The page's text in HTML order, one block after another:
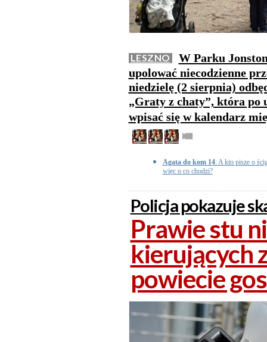
LESZNO
W Parku
upolować niecodzienne
niedzielę (2 sierpnia)
„Graty z chaty”, która po
wpisać się w kalendarz
Agata do kom 14: A kto pisze o
więc o co chodzi?
Policja pokazuje
Prawie stu
kierujących
powiecie